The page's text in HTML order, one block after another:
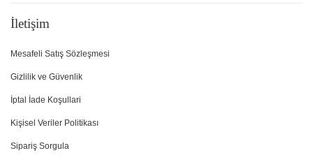
İletişim
Mesafeli Satış Sözleşmesi
Gizlilik ve Güvenlik
İptal İade Koşullari
Kişisel Veriler Politikası
Sipariş Sorgula